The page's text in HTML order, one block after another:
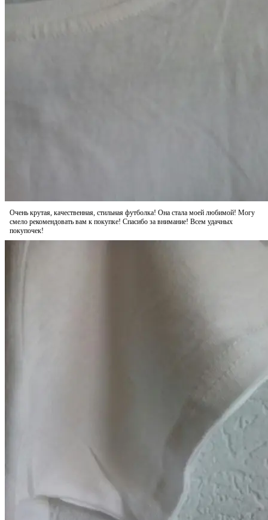
Очень крутая, качественная, стильная футболка! Она стала моей любимой! Могу
смело рекомендовать вам к покупке! Спасибо за внимание! Всем удачных
покупочек!